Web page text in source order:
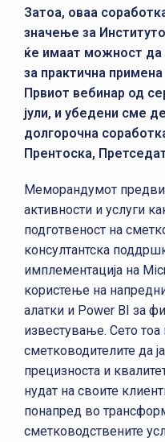
Затоа, оваа
значење за
ќе имаат можност да
за практична
Првиот вебинар од
јули, и убедени сме
долгорочна
Прентоска,
Меморандумот
активности и услуги
подготвеност на
консултантска
имплементација на
користење на
алатки и Power BI за
известување. Сето
сметководителите да
прецизноста и
нудат на своите
понапред во
сметководствените